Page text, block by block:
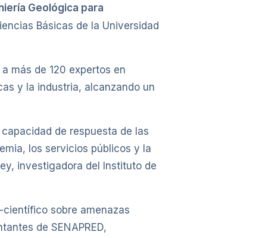
Geológica para
Básicas de la Universidad
más de 120 expertos en
y la industria, alcanzando un
de respuesta de las
los servicios públicos y la
investigadora del Instituto de
sobre amenazas
de SENAPRED,